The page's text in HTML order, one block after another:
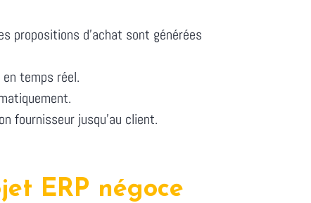
propositions d'achat sont générées
temps réel.
fournisseur jusqu'au client.
ERP négoce